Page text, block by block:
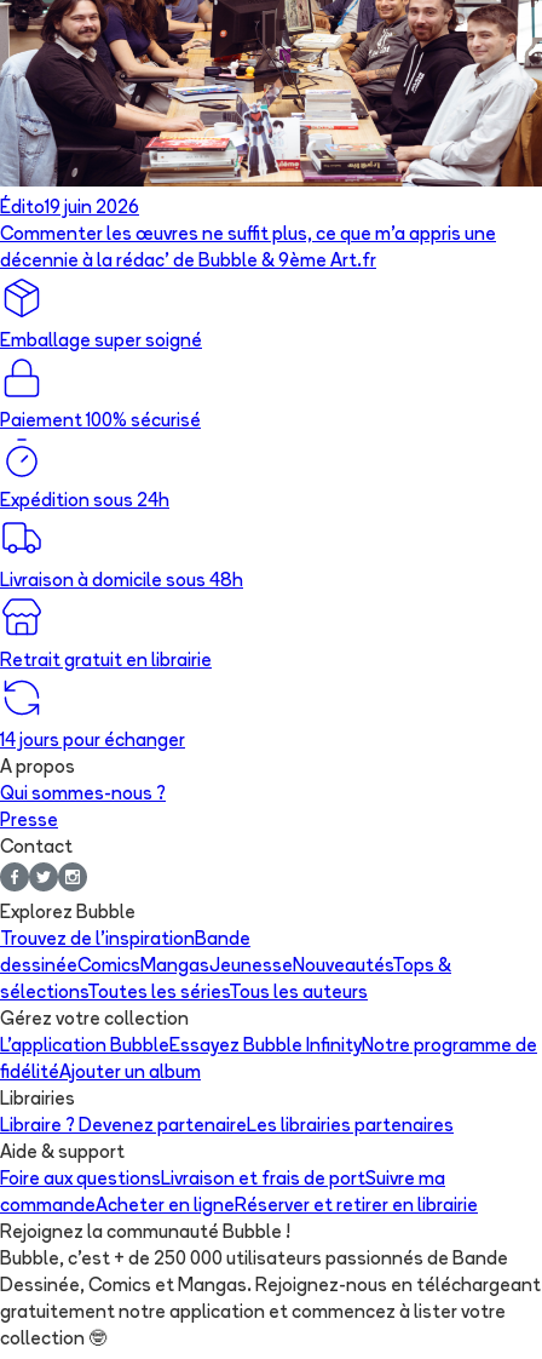
Édito19 juin 2026
Commenter les œuvres ne suffit plus, ce que m’a appris une
décennie à la rédac’ de Bubble & 9ème Art.fr
Emballage super soigné
Paiement 100% sécurisé
Expédition sous 24h
Livraison à domicile sous 48h
Retrait gratuit en librairie
14 jours pour échanger
A propos
Qui sommes-nous ?
Presse
Contact
Explorez Bubble
Trouvez de l'inspirationBande
dessinéeComics MangasJeunesse NouveautésTops &
sélectionsToutes les sériesTous les auteurs
Gérez votre collection
L'application Bubble Essayez Bubble InfinityNotre programme de
fidélitéAjouter un album
Librairies
Libraire ? Devenez partenaire Les librairies partenaires
Aide & support
Foire aux questions Livraison et frais de portSuivre ma
commandeAcheter en ligne Réserver et retirer en librairie
Rejoignez la communauté Bubble !
Bubble, c'est + de 250 000 utilisateurs passionnés de Bande
Dessinée, Comics et Mangas. Rejoignez-nous en téléchargeant
gratuitement notre application et commencez à lister votre
collection 🤓